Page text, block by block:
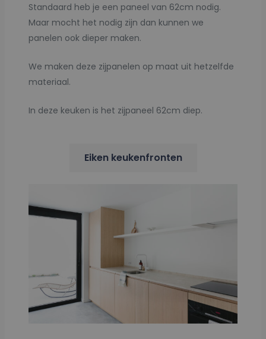
Standaard heb je een paneel van 62cm nodig.
Maar mocht het nodig zijn dan kunnen we
panelen ook dieper maken.
We maken deze zijpanelen op maat uit hetzelfde
materiaal.
In deze keuken is het zijpaneel 62cm diep.
Eiken keukenfronten